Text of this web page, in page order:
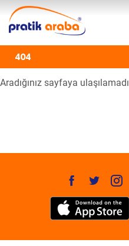
404
Aradığınız sayfaya ulaşılamadı